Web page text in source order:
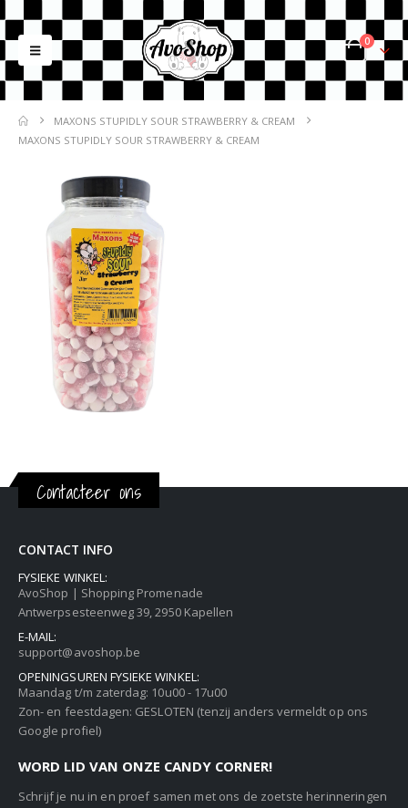
0
MAXONS STUPIDLY SOUR STRAWBERRY & CREAM
MAXONS STUPIDLY SOUR STRAWBERRY & CREAM
Contacteer ons
CONTACT INFO
FYSIEKE WINKEL:
AvoShop | Shopping Promenade
Antwerpsesteenweg 39, 2950 Kapellen
E-MAIL:
support@avoshop.be
OPENINGSUREN FYSIEKE WINKEL:
Maandag t/m zaterdag: 10u00 - 17u00
Zon- en feestdagen: GESLOTEN (tenzij anders vermeldt op ons
Google profiel)
WORD LID VAN ONZE CANDY CORNER!
Schrijf je nu in en proef samen met ons de zoetste herinneringen